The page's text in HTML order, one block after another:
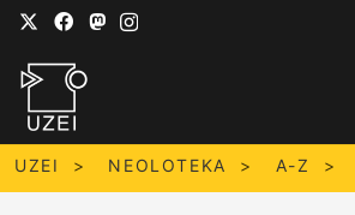
UZEI NEOLOTEKA A-Z